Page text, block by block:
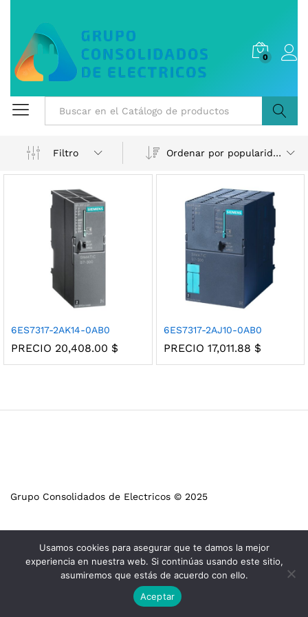
0
Filtro
Ordenar por popularidad
6ES7317-2AK14-0AB0
PRECIO 20,408.00 $
6ES7317-2AJ10-0AB0
PRECIO 17,011.88 $
Grupo Consolidados de Electricos © 2025
Usamos cookies para asegurar que te damos la mejor
experiencia en nuestra web. Si continúas usando este sitio,
asumiremos que estás de acuerdo con ello.
Aceptar